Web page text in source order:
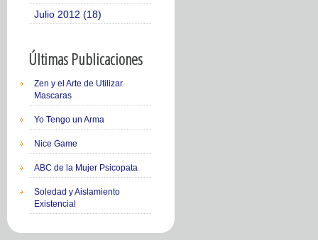
Julio 2012 (18)
Últimas Publicaciones
Zen y el Arte de Utilizar
Mascaras
Yo Tengo un Arma
Nice Game
ABC de la Mujer Psicopata
Soledad y Aislamiento
Existencial